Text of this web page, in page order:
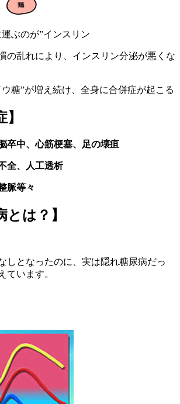
ぶのが”インスリン
の乱れにより、インスリン分泌が悪くな
糖”が増え続け、全身に合併症が起こる
卒中、心筋梗塞、足の壊疽
全、人工透析
脈等々
とは？】
しとなったのに、実は隠れ糖尿病だっ
ています。